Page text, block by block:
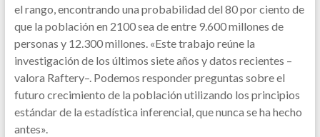
el rango, encontrando una probabilidad del 80 por ciento de
que la población en 2100 sea de entre 9.600 millones de
personas y 12.300 millones. «Este trabajo reúne la
investigación de los últimos siete años y datos recientes –
valora Raftery–. Podemos responder preguntas sobre el
futuro crecimiento de la población utilizando los principios
estándar de la estadística inferencial, que nunca se ha hecho
antes».